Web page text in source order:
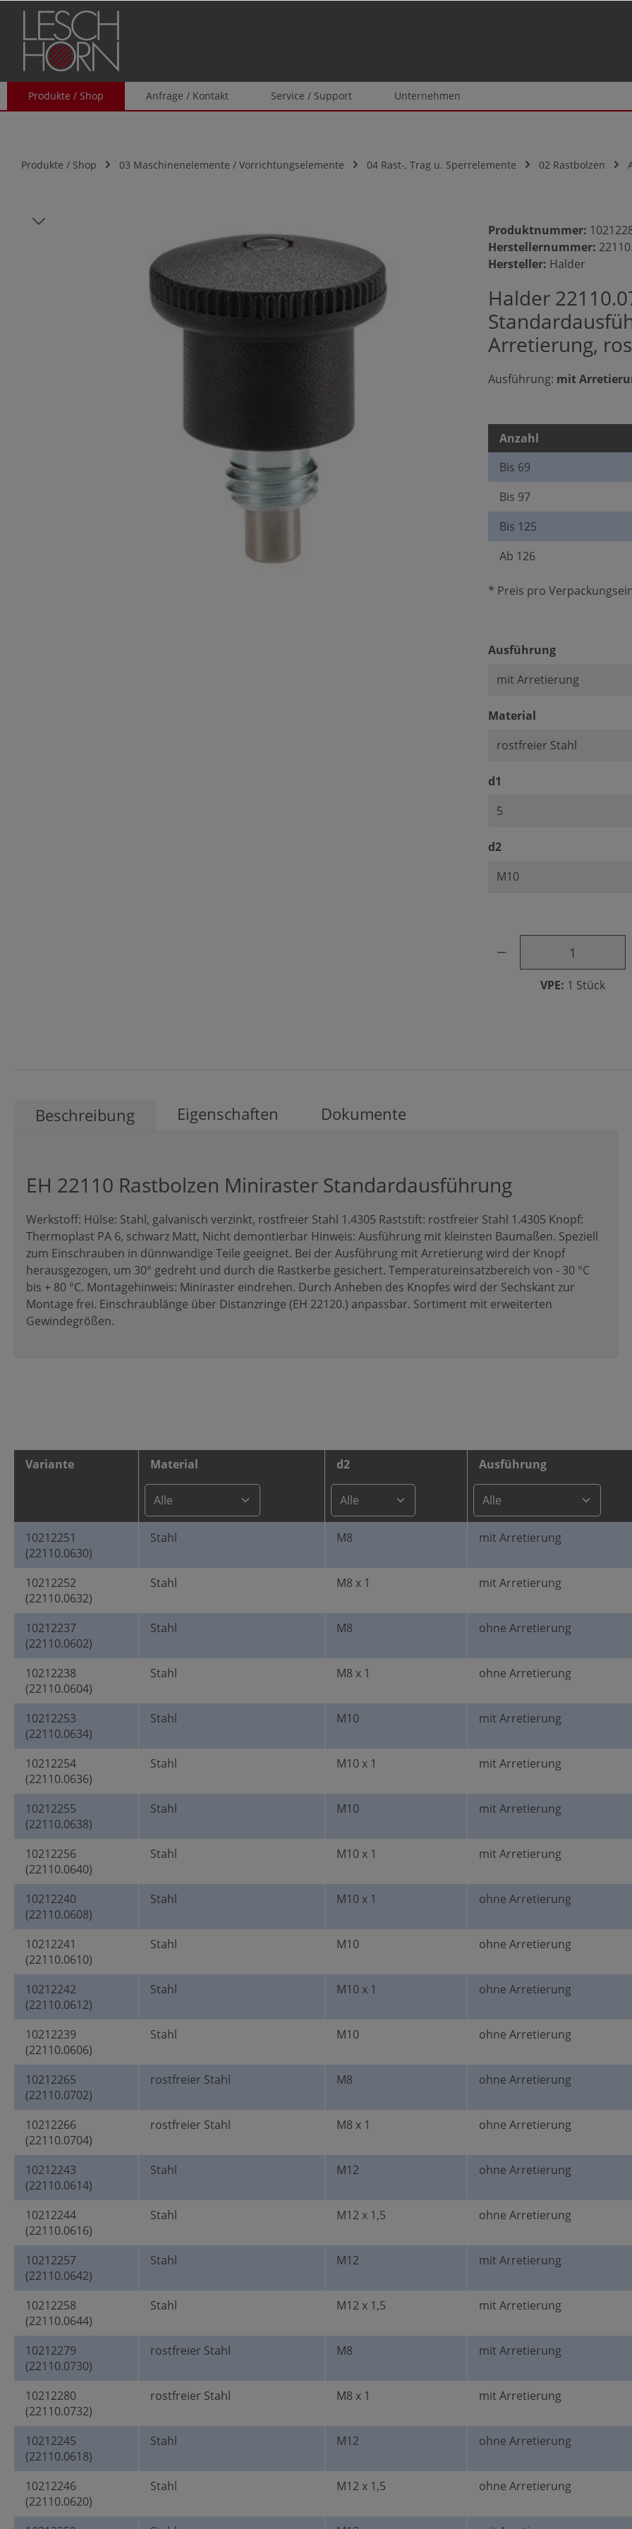
Zur Hauptnavigation springen
Produkte / Shop Anfrage / Kontakt Service / Support Unternehmen
Produkte / Shop 03 Maschinenelemente / Vorrichtungselemente 04 Rast-, Trag u. Sperrelemente 02 Rastbolzen
Bildergalerie überspringen Produktnummer:
Herstellernummer:
Hersteller: Halder
Halder
Arretierung,
Ausführung: mit
Anzahl
Bis 69
Bis 97
Bis 125
Ab 126
* Preis pro
Ausführungauswählen
Material
d1
d2auswählen
Produkt Anzahl: Gib den
VPE: 1 Stück
Beschreibung Eigenschaften Dokumente
EH 22110 Rastbolzen Miniraster Standardausführung
Werkstoff: Hülse: Stahl, galvanisch verzinkt, rostfreier Stahl 1.4305 Raststift: rostfreier Stahl 1.4305 Knopf:
Thermoplast PA 6, schwarz Matt, Nicht demontierbar Hinweis: Ausführung mit kleinsten Baumaßen. Speziell
zum Einschrauben in dünnwandige Teile geeignet. Bei der Ausführung mit Arretierung wird der Knopf
herausgezogen, um 30° gedreht und durch die Rastkerbe gesichert. Temperatureinsatzbereich von - 30 °C
bis + 80 °C. Montagehinweis: Miniraster eindrehen. Durch Anheben des Knopfes wird der Sechskant zur
Montage frei. Einschraublänge über Distanzringe (EH 22120.) anpassbar. Sortiment mit erweiterten
Gewindegrößen.
Variante Material d2 Ausführung
10212251
(22110.0630)
Stahl M8 mit Arretierung
10212252
(22110.0632)
Stahl M8 x 1 mit Arretierung
10212237
(22110.0602)
Stahl M8 ohne Arretierung
10212238
(22110.0604)
Stahl M8 x 1 ohne Arretierung
10212253
(22110.0634)
Stahl M10 mit Arretierung
10212254
(22110.0636)
Stahl M10 x 1 mit Arretierung
10212255
(22110.0638)
Stahl M10 mit Arretierung
10212256
(22110.0640)
Stahl M10 x 1 mit Arretierung
10212240
(22110.0608)
Stahl M10 x 1 ohne Arretierung
10212241
(22110.0610)
Stahl M10 ohne Arretierung
10212242
(22110.0612)
Stahl M10 x 1 ohne Arretierung
10212239
(22110.0606)
Stahl M10 ohne Arretierung
10212265
(22110.0702)
rostfreier Stahl M8 ohne Arretierung
10212266
(22110.0704)
rostfreier Stahl M8 x 1 ohne Arretierung
10212243
(22110.0614)
Stahl M12 ohne Arretierung
10212244
(22110.0616)
Stahl M12 x 1,5 ohne Arretierung
10212257
(22110.0642)
Stahl M12 mit Arretierung
10212258
(22110.0644)
Stahl M12 x 1,5 mit Arretierung
10212279
(22110.0730)
rostfreier Stahl M8 mit Arretierung
10212280
(22110.0732)
rostfreier Stahl M8 x 1 mit Arretierung
10212245
(22110.0618)
Stahl M12 ohne Arretierung
10212246
(22110.0620)
Stahl M12 x 1,5 ohne Arretierung